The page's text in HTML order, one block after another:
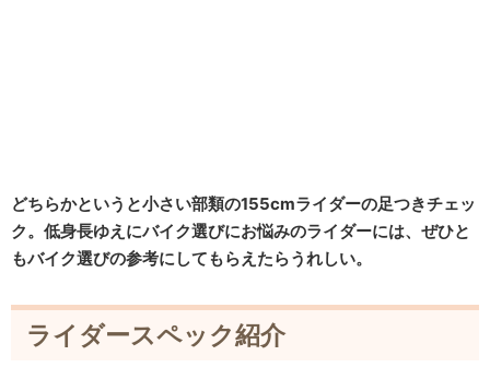
どちらかというと小さい部類の155cmライダーの足つきチェッ
ク。低身長ゆえにバイク選びにお悩みのライダーには、ぜひと
もバイク選びの参考にしてもらえたらうれしい。
ライダースペック紹介